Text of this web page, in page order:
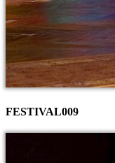
FESTIVAL009